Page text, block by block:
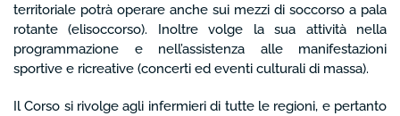
territoriale potrà operare anche sui mezzi di soccorso a pala
rotante (elisoccorso). Inoltre volge la sua attività nella
programmazione e nell’assistenza alle manifestazioni
sportive e ricreative (concerti ed eventi culturali di massa).
Il Corso si rivolge agli infermieri di tutte le regioni, e pertanto